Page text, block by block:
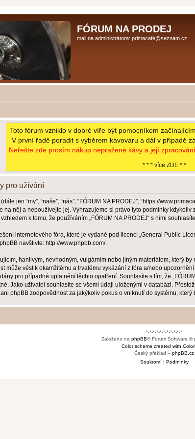
FÓRUM NA PRODEJ
mail na administrátora: primacafe@seznam.cz
Toto fórum vzniklo v dobré víře být pomocníkem
V první řadě poradit s výběrem kávovaru a dál v případě
Neřešte zde prosím nákup nepražené kávy a její
* * * více ZDE * *
pro užívání
jen “my”, “naše”, “nás”, “FÓRUM NA PRODEJ”, “https://
na něj a nepoužívejte jej. Vyhrazujeme si právo tyto podmínky
k tomu, že používáním „FÓRUM NA PRODEJ“ s nimi
internetového fóra, které je vydané pod licencí „General Public
navštivte: http://www.phpbb.com/.
hanlivým, nevhodným, vulgárním nebo jiným materiálem, který
může vést k okamžitému a trvalému vykázání z fóra a/nebo
pro případné uplatnění těchto opatření. Souhlasíte s tím, že
Jako uživatel souhlasíte se všemi údaji uloženými v databázi.
phpBB zodpovědnost za jakýkoliv pokus o vniknutí do systému,
*-*-*-*-*-*-*-*-*-*-*
Založeno na phpBB® Forum Software ©
Color scheme created with
Český překlad – phpBB.cz
Soukromí| Podmínky